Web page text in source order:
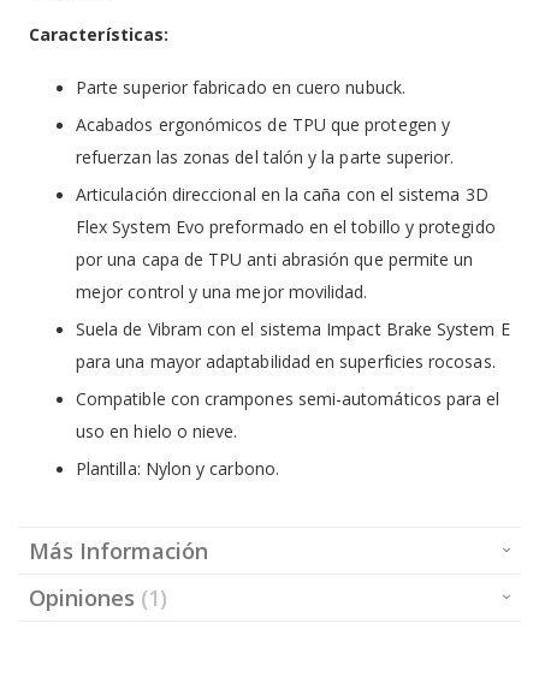
Características:
Parte superior fabricado en cuero nubuck.
Acabados ergonómicos de TPU que protegen y
refuerzan las zonas del talón y la parte superior.
Articulación direccional en la caña con el sistema 3D
Flex System Evo preformado en el tobillo y protegido
por una capa de TPU anti abrasión que permite un
mejor control y una mejor movilidad.
Suela de Vibram con el sistema Impact Brake System E
para una mayor adaptabilidad en superficies rocosas.
Compatible con crampones semi-automáticos para el
uso en hielo o nieve.
Plantilla: Nylon y carbono.
Más Información
Opiniones 1